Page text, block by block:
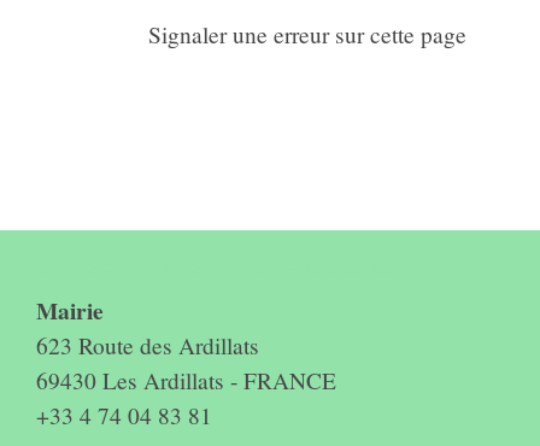
Signaler une erreur sur cette page
Mairie
623 Route des Ardillats
69430 Les Ardillats - FRANCE
+33 4 74 04 83 81